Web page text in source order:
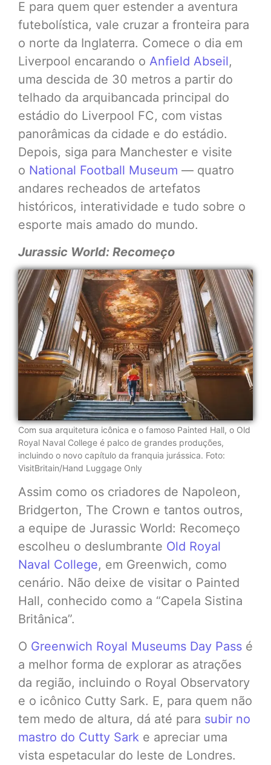
E para quem quer estender a aventura
futebolística, vale cruzar a fronteira para
o norte da Inglaterra. Comece o dia em
Liverpool encarando o Anfield Abseil,
uma descida de 30 metros a partir do
telhado da arquibancada principal do
estádio do Liverpool FC, com vistas
panorâmicas da cidade e do estádio.
Depois, siga para Manchester e visite
o National Football Museum — quatro
andares recheados de artefatos
históricos, interatividade e tudo sobre o
esporte mais amado do mundo.
Jurassic World: Recomeço
Com sua arquitetura icônica e o famoso Painted Hall, o Old
Royal Naval College é palco de grandes produções,
incluindo o novo capítulo da franquia jurássica. Foto:
VisitBritain/Hand Luggage Only
Assim como os criadores de Napoleon,
Bridgerton, The Crown e tantos outros,
a equipe de Jurassic World: Recomeço
escolheu o deslumbrante Old Royal
Naval College, em Greenwich, como
cenário. Não deixe de visitar o Painted
Hall, conhecido como a “Capela Sistina
Britânica”.
O Greenwich Royal Museums Day Pass é
a melhor forma de explorar as atrações
da região, incluindo o Royal Observatory
e o icônico Cutty Sark. E, para quem não
tem medo de altura, dá até para subir no
mastro do Cutty Sark e apreciar uma
vista espetacular do leste de Londres.